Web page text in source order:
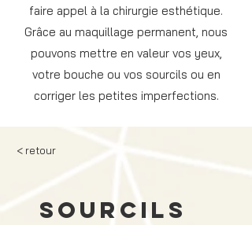
faire appel à la chirurgie esthétique.
Grâce au maquillage permanent, nous
pouvons mettre en valeur vos yeux,
votre bouche ou vos sourcils ou en
corriger les petites imperfections.
< retour
sourcils